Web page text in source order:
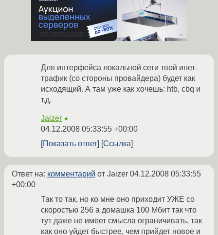
Для интерфейса локальной сети твой инет-
трафик (со стороны провайдера) будет как
исходящий. А там уже как хочешь: htb, cbq и
т.д.
Jaizer ★
04.12.2008 05:33:55 +00:00
Показать ответ
Ссылка
Ответ на: комментарий от Jaizer 04.12.2008 05:33:55
+00:00
Так то так, но ко мне оно приходит УЖЕ со
скоростью 256 а домашка 100 Мбит так что
тут даже не имеет смысла ограничивать, так
как оно уйдет быстрее, чем прийдет новое и